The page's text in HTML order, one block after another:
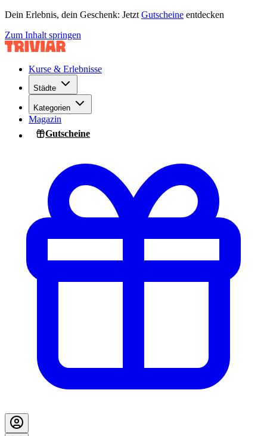
Dein Erlebnis, dein Geschenk: Jetzt Gutscheine entdecken
Zum Inhalt springen
Kurse & Erlebnisse
Städte
Kategorien
Magazin
Gutscheine